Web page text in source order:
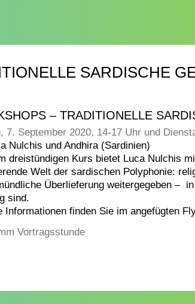
SARDISCHE
– TRADITIONELLE
7. September 2020, 14-17 Uhr und
Nulchis und Andhira (Sardinien)
dreistündigen Kurs bietet Luca Nulchis
Welt der sardischen Polyphonie:
Überlieferung weitergegeben –
sind.
Informationen finden Sie im angefügten
Vortragsstunde